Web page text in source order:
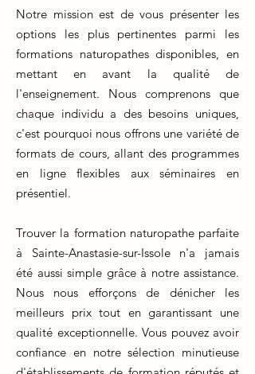
Notre mission est de vous présenter les
options les plus pertinentes parmi les
formations naturopathes disponibles, en
mettant en avant la qualité de
l'enseignement. Nous comprenons que
chaque individu a des besoins uniques,
c'est pourquoi nous offrons une variété de
formats de cours, allant des programmes
en ligne flexibles aux séminaires en
présentiel.
Trouver la formation naturopathe parfaite
à Sainte-Anastasie-sur-Issole n'a jamais
été aussi simple grâce à notre assistance.
Nous nous efforçons de dénicher les
meilleurs prix tout en garantissant une
qualité exceptionnelle. Vous pouvez avoir
confiance en notre sélection minutieuse